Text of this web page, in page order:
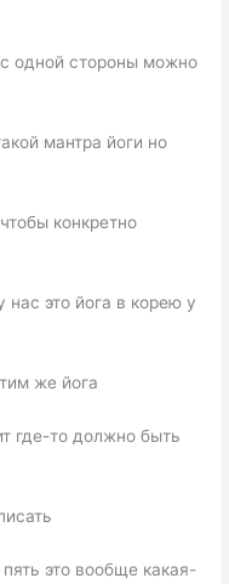
с одной стороны можно
мантра йоги но
конкретно
нас это йога в корею у
же йога
где-то должно быть
это вообще какая-